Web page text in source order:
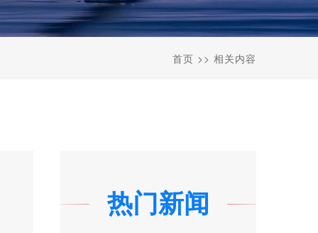
首页 >> 相关内容
热门新闻